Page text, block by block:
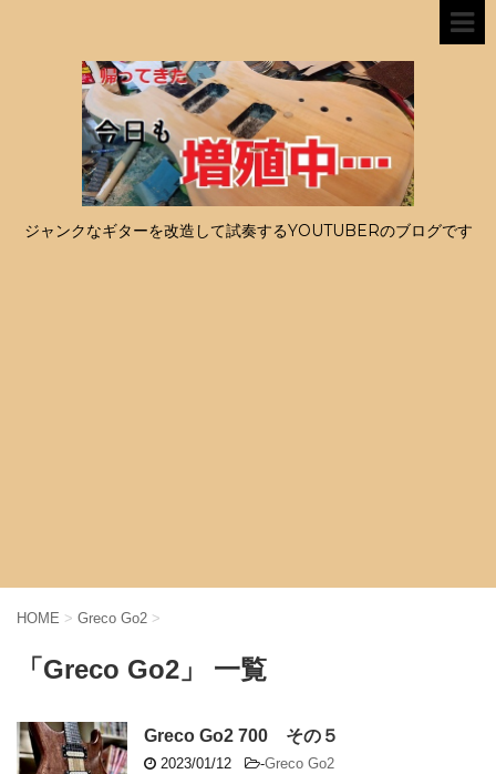
ジャンクなギターを改造して試奏するYOUTUBERのブログです
HOME > Greco Go2 >
「Greco Go2」 一覧
Greco Go2 700 その５
2023/01/12 -Greco Go2